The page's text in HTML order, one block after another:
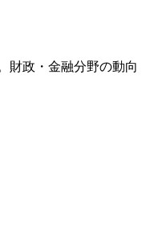
財政・金融分野の動向